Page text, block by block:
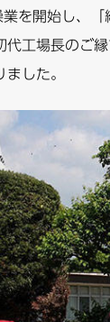
を開始し、「
代工場長のご
した。